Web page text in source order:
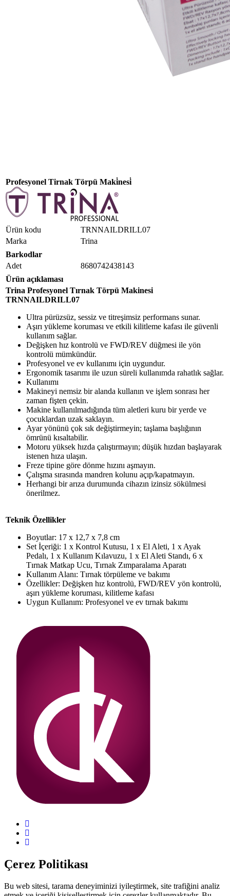
Profesyonel Tirnak Törpü Maki̇nesi̇
Ürün kodu
TRNNAILDRILL07
Marka
Trina
Barkodlar
Adet
8680742438143
Ürün açıklaması
Trina Profesyonel Tırnak Törpü Makinesi
TRNNAILDRILL07
Ultra pürüzsüz, sessiz ve titreşimsiz performans sunar.
Aşırı yükleme koruması ve etkili kilitleme kafası ile güvenli
kullanım sağlar.
Değişken hız kontrolü ve FWD/REV düğmesi ile yön
kontrolü mümkündür.
Profesyonel ve ev kullanımı için uygundur.
Ergonomik tasarımı ile uzun süreli kullanımda rahatlık sağlar.
Kullanımı
Makineyi nemsiz bir alanda kullanın ve işlem sonrası her
zaman fişten çekin.
Makine kullanılmadığında tüm aletleri kuru bir yerde ve
çocuklardan uzak saklayın.
Ayar yönünü çok sık değiştirmeyin; taşlama başlığının
ömrünü kısaltabilir.
Motoru yüksek hızda çalıştırmayın; düşük hızdan başlayarak
istenen hıza ulaşın.
Freze tipine göre dönme hızını aşmayın.
Çalışma sırasında mandren kolunu açıp/kapatmayın.
Herhangi bir arıza durumunda cihazın izinsiz sökülmesi
önerilmez.
Teknik Özellikler
Boyutlar: 17 x 12,7 x 7,8 cm
Set İçeriği: 1 x Kontrol Kutusu, 1 x El Aleti, 1 x Ayak
Pedalı, 1 x Kullanım Kılavuzu, 1 x El Aleti Standı, 6 x
Tırnak Matkap Ucu, Tırnak Zımparalama Aparatı
Kullanım Alanı: Tırnak törpüleme ve bakımı
Özellikler: Değişken hız kontrolü, FWD/REV yön kontrolü,
aşırı yükleme koruması, kilitleme kafası
Uygun Kullanım: Profesyonel ve ev tırnak bakımı
Çerez Politikası
Bu web sitesi, tarama deneyiminizi iyileştirmek, site trafiğini analiz